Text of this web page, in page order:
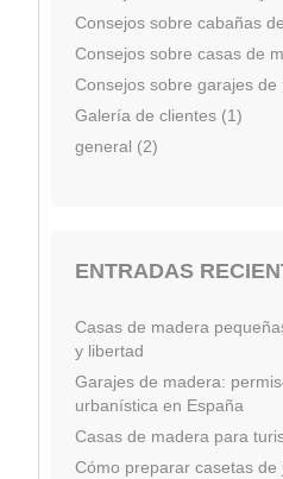
Consejos sobre cabañas
Consejos sobre casas de
Consejos sobre garajes de
Galería de clientes (1)
general (2)
ENTRADAS
Casas de madera
y libertad
Garajes de madera:
urbanística en España
Casas de madera para
Cómo preparar casetas